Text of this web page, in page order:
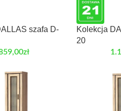
szafa D-
zł
Kolekcja
20